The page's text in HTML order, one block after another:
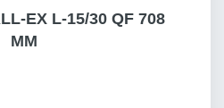
EX L-15/30 QF 708
MM